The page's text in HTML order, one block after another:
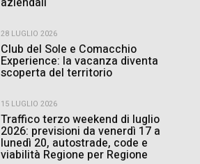
28 LUGLIO 2026
Club del Sole e Comacchio
Experience: la vacanza diventa
scoperta del territorio
15 LUGLIO 2026
Traffico terzo weekend di luglio
2026: previsioni da venerdì 17 a
lunedì 20, autostrade, code e
viabilità Regione per Regione